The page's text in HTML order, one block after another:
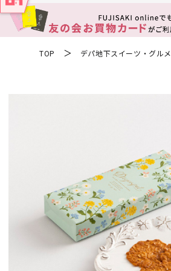
TOP ＞ デパ地下スイーツ・グルメ